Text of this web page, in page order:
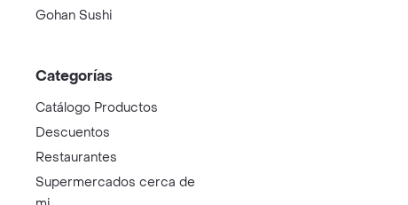
Gohan Sushi
Categorías
Catálogo Productos
Descuentos
Restaurantes
Supermercados cerca de